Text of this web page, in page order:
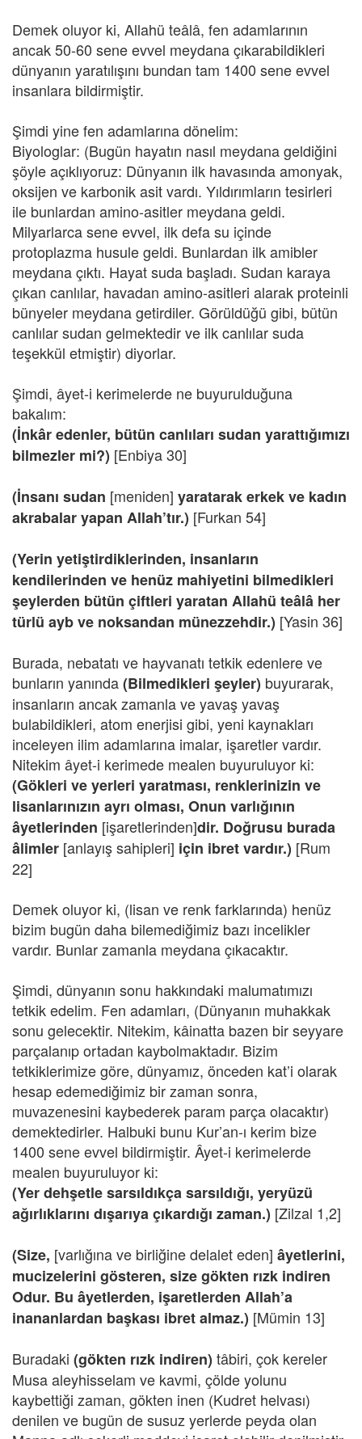
Demek oluyor ki, Allahü teâlâ, fen adamlarının
ancak 50-60 sene evvel meydana çıkarabildikleri
dünyanın yaratılışını bundan tam 1400 sene evvel
insanlara bildirmiştir.
Şimdi yine fen adamlarına dönelim:
Biyologlar: (Bugün hayatın nasıl meydana geldiğini
şöyle açıklıyoruz: Dünyanın ilk havasında amonyak,
oksijen ve karbonik asit vardı. Yıldırımların tesirleri
ile bunlardan amino-asitler meydana geldi.
Milyarlarca sene evvel, ilk defa su içinde
protoplazma husule geldi. Bunlardan ilk amibler
meydana çıktı. Hayat suda başladı. Sudan karaya
çıkan canlılar, havadan amino-asitleri alarak proteinli
bünyeler meydana getirdiler. Görüldüğü gibi, bütün
canlılar sudan gelmektedir ve ilk canlılar suda
teşekkül etmiştir) diyorlar.
Şimdi, âyet-i kerimelerde ne buyurulduğuna
bakalım:
(İnkâr edenler, bütün canlıları sudan yarattığımızı
bilmezler mi?) [Enbiya 30]
(İnsanı sudan [meniden] yaratarak erkek ve kadın
akrabalar yapan Allah’tır.) [Furkan 54]
(Yerin yetiştirdiklerinden, insanların
kendilerinden ve henüz mahiyetini bilmedikleri
şeylerden bütün çiftleri yaratan Allahü teâlâ her
türlü ayb ve noksandan münezzehdir.) [Yasin 36]
Burada, nebatatı ve hayvanatı tetkik edenlere ve
bunların yanında(Bilmedikleri şeyler) buyurarak,
insanların ancak zamanla ve yavaş yavaş
bulabildikleri, atom enerjisi gibi, yeni kaynakları
inceleyen ilim adamlarına imalar, işaretler vardır.
Nitekim âyet-i kerimede mealen buyuruluyor ki:
(Gökleri ve yerleri yaratması, renklerinizin ve
lisanlarınızın ayrı olması, Onun varlığının
âyetlerinden [işaretlerinden]dir. Doğrusu burada
âlimler [anlayış sahipleri] için ibret vardır.) [Rum
22]
Demek oluyor ki, (lisan ve renk farklarında) henüz
bizim bugün daha bilemediğimiz bazı incelikler
vardır. Bunlar zamanla meydana çıkacaktır.
Şimdi, dünyanın sonu hakkındaki malumatımızı
tetkik edelim. Fen adamları, (Dünyanın muhakkak
sonu gelecektir. Nitekim, kâinatta bazen bir seyyare
parçalanıp ortadan kaybolmaktadır. Bizim
tetkiklerimize göre, dünyamız, önceden kat’i olarak
hesap edemediğimiz bir zaman sonra,
muvazenesini kaybederek param parça olacaktır)
demektedirler. Halbuki bunu Kur’an-ı kerim bize
1400 sene evvel bildirmiştir. Âyet-i kerimelerde
mealen buyuruluyor ki:
(Yer dehşetle sarsıldıkça sarsıldığı, yeryüzü
ağırlıklarını dışarıya çıkardığı zaman.) [Zilzal 1,2]
(Size, [varlığına ve birliğine delalet eden] âyetlerini,
mucizelerini gösteren, size gökten rızk indiren
Odur. Bu âyetlerden, işaretlerden Allah’a
inananlardan başkası ibret almaz.) [Mümin 13]
Buradaki (gökten rızk indiren) tâbiri, çok kereler
Musa aleyhisselam ve kavmi, çölde yolunu
kaybettiği zaman, gökten inen (Kudret helvası)
denilen ve bugün de susuz yerlerde peyda olan